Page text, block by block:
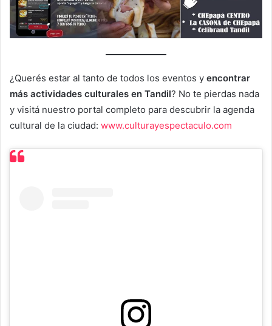
¿Querés estar al tanto de todos los eventos y encontrar
más actividades culturales en Tandil? No te pierdas nada
y visitá nuestro portal completo para descubrir la agenda
cultural de la ciudad: www.culturayespectaculo.com